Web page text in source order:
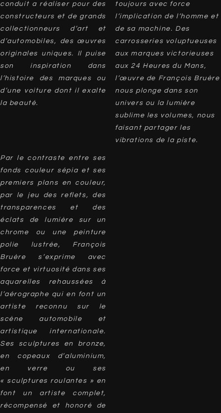
conduit a réaliser pour des
constructeurs et de grands
collectionneurs d’art et
d’automobiles, des œuvres
originales uniques. Il puise
son inspiration dans
l’histoire des marques ou
d’une voiture dont il exalte
la beauté.
toujours avec force
l’implication de l’homme et
de sa machine. Des
carrosseries voluptueuses
aux marques victorieuses
aux 24 Heures du Mans,
l’œuvre de François Bruère
nous plonge dans son
univers ou la lumière
sublime les volumes, nous
faisant partager les
vibrations de la piste.
Par le contraste entre ses
fonds couleur sépia et ses
premiers plans en couleur,
par le jeu des reflets, des
transparences et des
éclats de lumière sur un
chrome ou une peinture
polie lustrée, François
Bruère s’exprime avec
force et virtuosité dans ses
aquarelles rehaussées à
l’aérographe qui en font un
artiste reconnu sur le
scène automobile et
artistique internationale.
Ses sculptures en bronze,
en copeaux d’aluminium,
en verre ou ses
« sculptures roulantes » en
font un artiste complet,
récompensé et honoré de